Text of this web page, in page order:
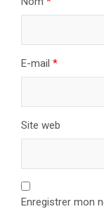
E-mail *
Site web
Enregistrer mon